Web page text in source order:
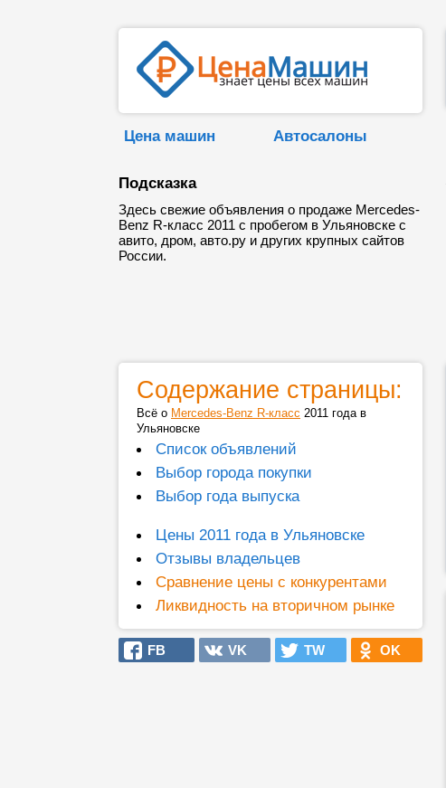
Цена машин Автосалоны
Подсказка
Здесь свежие объявления о продаже Mercedes-
Benz R-класс 2011 с пробегом в Ульяновске с
авито, дром, авто.ру и других крупных сайтов
России.
Содержание страницы:
Всё о Mercedes-Benz R-класс 2011 года в
Ульяновске
Список объявлений
Выбор города покупки
Выбор года выпуска
Цены 2011 года в Ульяновске
Отзывы владельцев
Сравнение цены с конкурентами
Ликвидность на вторичном рынке
FB VK TW OK